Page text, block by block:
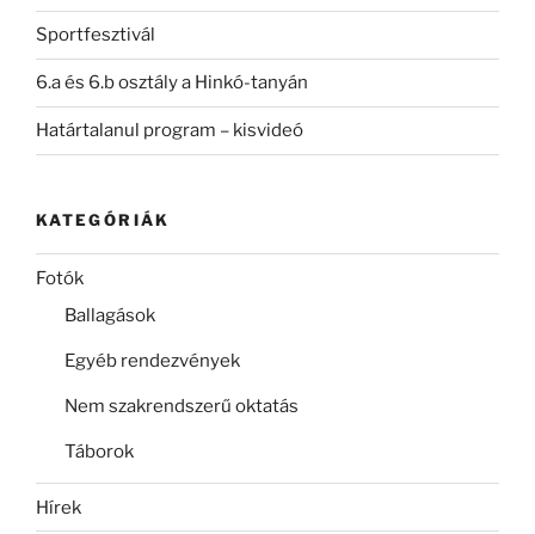
Sportfesztivál
6.a és 6.b osztály a Hinkó-tanyán
Határtalanul program – kisvideó
KATEGÓRIÁK
Fotók
Ballagások
Egyéb rendezvények
Nem szakrendszerű oktatás
Táborok
Hírek